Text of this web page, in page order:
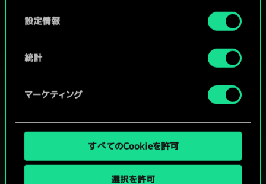
設定情報
統計
マーケティング
すべてのCookieを許可
選択を許可